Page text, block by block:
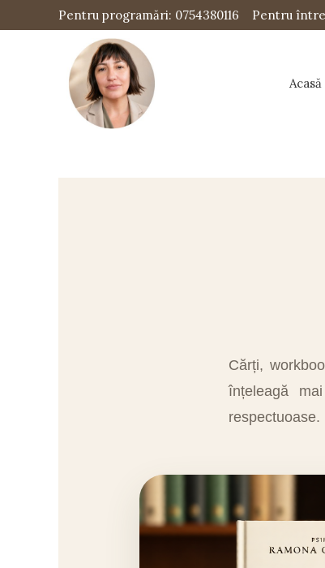
Pentru programări: 0754380116 Pentru
Acasă
Cărți,
înțeleagă
respectuoase.